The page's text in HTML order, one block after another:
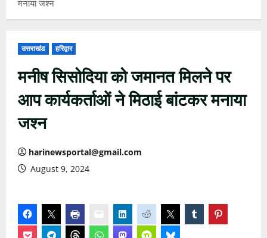
मनाया जश्न
उत्तराखंड हरिद्वार
मनीष सिसोदिया को जमानत मिलने पर
आप कार्यकर्ताओं ने मिठाई बांटकर मनाया
जश्न
harinewsportal@gmail.com
August 9, 2024